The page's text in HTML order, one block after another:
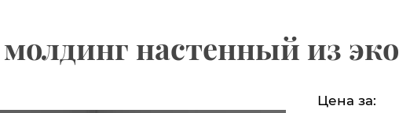
молдинг настенный из
Цена за: